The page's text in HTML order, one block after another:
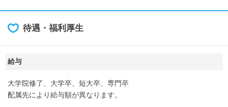
待遇・福利厚生
給与
大学院修了、大学卒、短大卒、専門卒
配属先により給与額が異なります。